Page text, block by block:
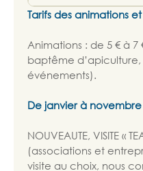
Tarifs des animations
Animations : de 5 € à 7
baptême
événements).
De janvier à
NOUVEAUTE, VISITE «
(associations et
visite au choix, nous